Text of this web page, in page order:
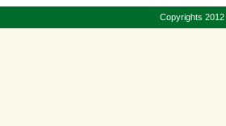
Copyrights